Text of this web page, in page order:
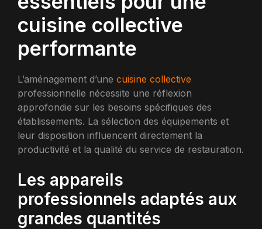
cuisine collective
performante
L’aménagement d’une cuisine collective
professionnelle nécessite une réflexion
approfondie sur les besoins spécifiques des
établissements. La sélection des équipements et
leur disposition influencent directement la
productivité et la qualité du service de restauration.
Les appareils
professionnels adaptés aux
grandes quantités